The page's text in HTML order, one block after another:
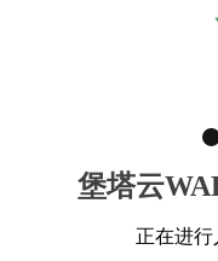
堡塔云
正在进